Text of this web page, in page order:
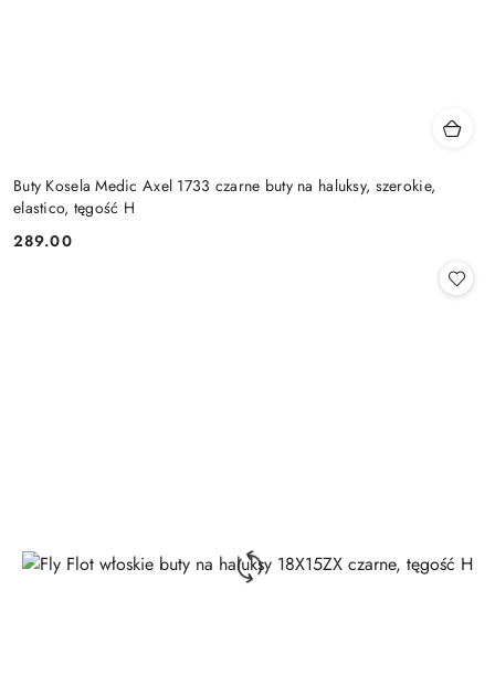
Buty Kosela Medic Axel 1733 czarne buty na haluksy, szerokie,
elastico, tęgość H
Cena:
289.00